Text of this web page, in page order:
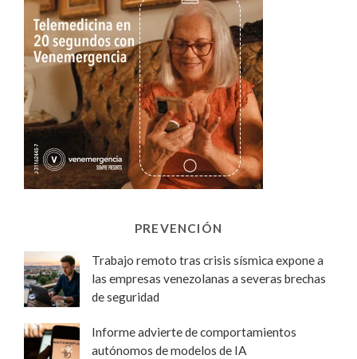
PREVENCIÓN
Trabajo remoto tras crisis sísmica expone a
las empresas venezolanas a severas brechas
de seguridad
Informe advierte de comportamientos
autónomos de modelos de IA